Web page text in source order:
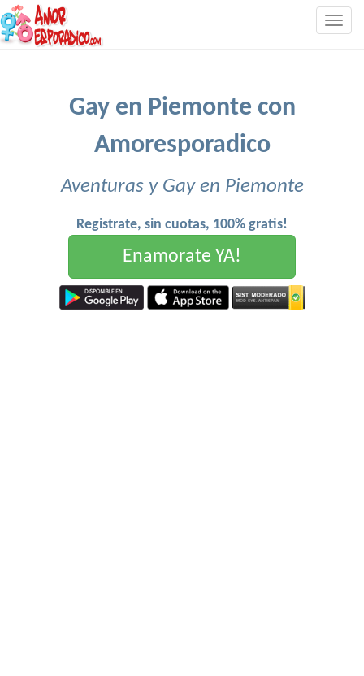
Gay en Piemonte con
Amoresporadico
Aventuras y Gay en Piemonte
Registrate, sin cuotas, 100% gratis!
Enamorate YA!